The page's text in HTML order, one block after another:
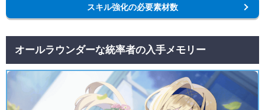
スキル強化の必要素材数
オールラウンダーな統率者の入手メモリー